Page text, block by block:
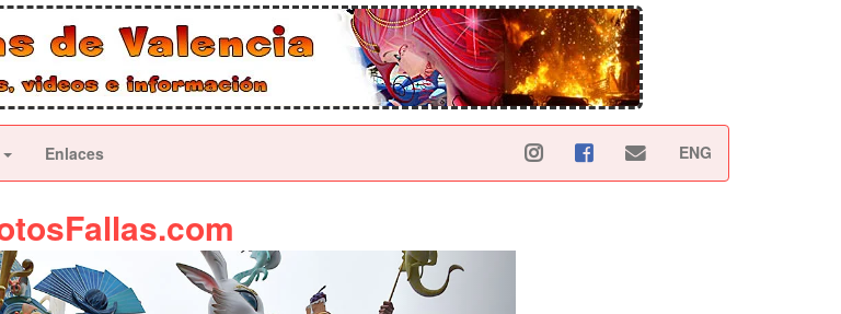
Enlaces ENG
Siguiente